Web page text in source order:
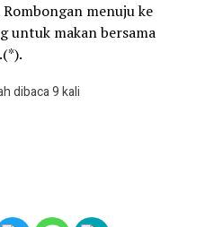
menuju ke
untuk makan bersama
dibaca 9 kali